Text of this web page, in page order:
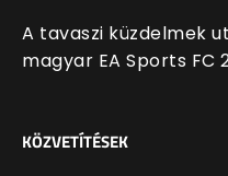
A tavaszi küzdelmek
magyar EA Sports FC
KÖZVETÍTÉSEK